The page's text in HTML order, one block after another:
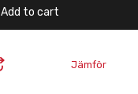
Add to cart
Jämför